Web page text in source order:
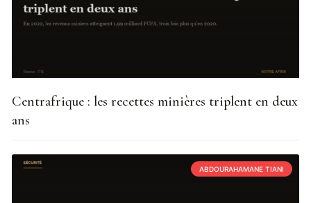
Centrafrique : les recettes minières triplent en deux
ans
ABDOURAHAMANE TIANI